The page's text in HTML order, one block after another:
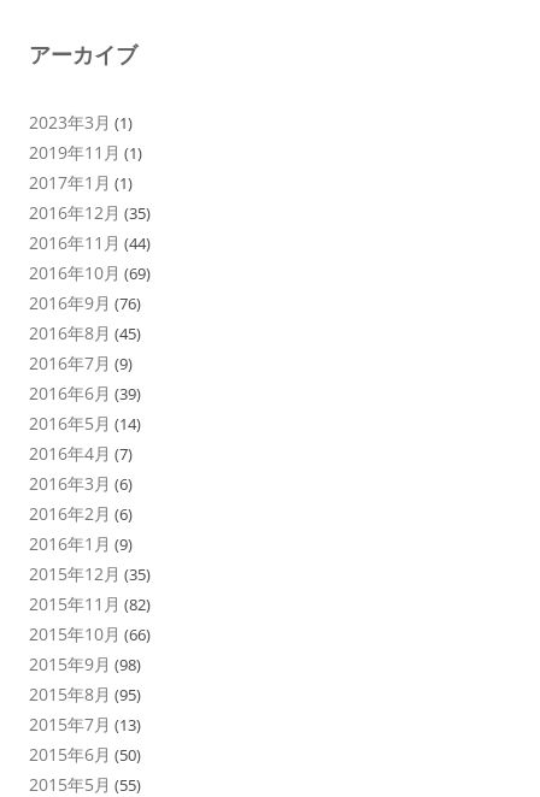
アーカイブ
2023年3月 (1)
2019年11月 (1)
2017年1月 (1)
2016年12月 (35)
2016年11月 (44)
2016年10月 (69)
2016年9月 (76)
2016年8月 (45)
2016年7月 (9)
2016年6月 (39)
2016年5月 (14)
2016年4月 (7)
2016年3月 (6)
2016年2月 (6)
2016年1月 (9)
2015年12月 (35)
2015年11月 (82)
2015年10月 (66)
2015年9月 (98)
2015年8月 (95)
2015年7月 (13)
2015年6月 (50)
2015年5月 (55)